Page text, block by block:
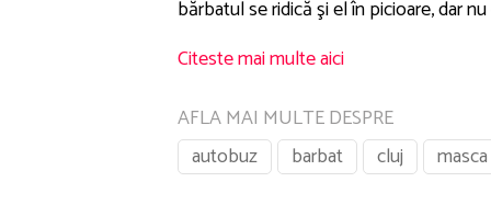
bărbatul se ridică şi el în picioare, dar
Citeste mai multe aici
AFLA MAI MULTE DESPRE
autobuz
barbat cluj masca